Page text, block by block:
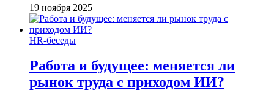
19 ноября 2025
HR-беседы
Работа и будущее: меняется ли
рынок труда с приходом ИИ?